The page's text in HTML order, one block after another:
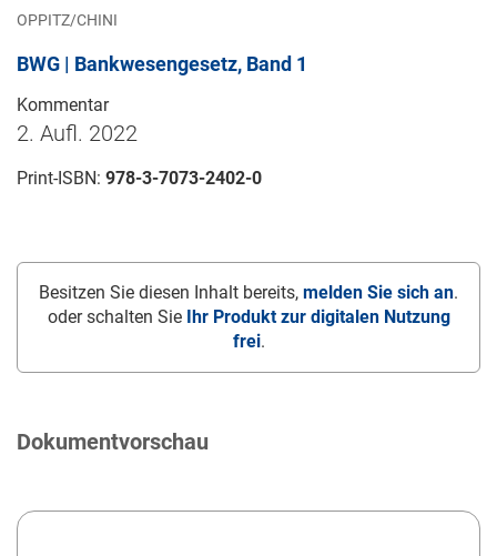
OPPITZ/CHINI
BWG | Bankwesengesetz, Band 1
Kommentar
2. Aufl. 2022
Print-ISBN: 978-3-7073-2402-0
Besitzen Sie diesen Inhalt bereits, melden Sie sich an.
oder schalten Sie Ihr Produkt zur digitalen Nutzung
frei.
Dokumentvorschau